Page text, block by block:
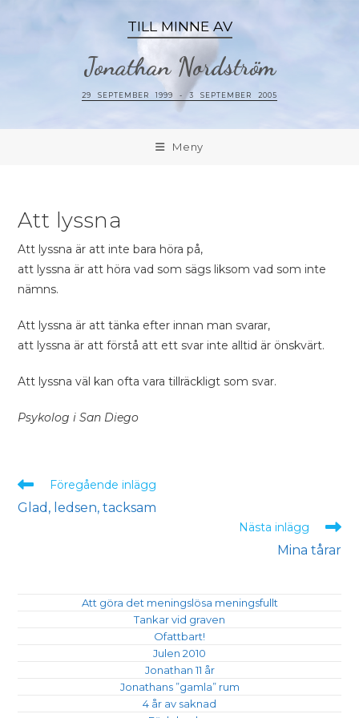
TILL MINNE AV
Jonathan Nordström
29 SEPTEMBER 1999 - 3 SEPTEMBER 2005
Meny
Att lyssna
Att lyssna är att inte bara höra på,
att lyssna är att höra vad som sägs liksom vad som inte
nämns.
Att lyssna är att tänka efter innan man svarar,
att lyssna är att förstå att ett svar inte alltid är önskvärt.
Att lyssna väl kan ofta vara tillräckligt som svar.
Psykolog i San Diego
Föregående inlägg
Glad, ledsen, tacksam
Nästa inlägg
Mina tårar
Att göra det meningslösa meningsfullt
Tankar vid graven
Ofattbart!
Julen 2010
Jonathan 11 år
Jonathans ”gamla” rum
4 år av saknad